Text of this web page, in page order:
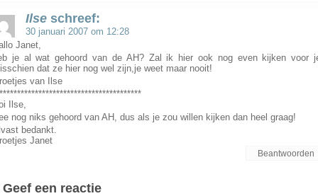
Ilse schreef:
30 januari 2007 om 12:28
Janet,
je al wat gehoord van de AH? Zal ik hier ook nog even kijken voor
dat ze hier nog wel zijn,je weet maar nooit!
van Ilse
Ilse,
nog niks gehoord van AH, dus als je zou willen kijken dan heel graag!
bedankt.
Janet
Beantwoorden
Geef een reactie